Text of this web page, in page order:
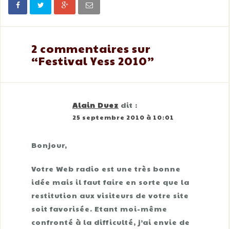
2 commentaires sur
“Festival Yess 2010”
Alain Duez dit :
25 septembre 2010 à 10:01
Bonjour,
Votre Web radio est une très bonne
idée mais il faut faire en sorte que la
restitution aux visiteurs de votre site
soit favorisée. Etant moi-même
confronté à la difficulté, j’ai envie de